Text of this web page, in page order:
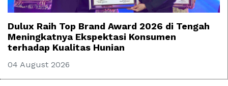
Dulux Raih Top Brand Award 2026 di Tengah
Meningkatnya Ekspektasi Konsumen
terhadap Kualitas Hunian
04 August 2026